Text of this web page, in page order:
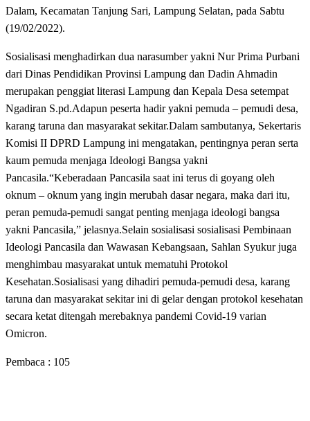
Dalam, Kecamatan Tanjung Sari, Lampung Selatan, pada Sabtu
(19/02/2022).
Sosialisasi menghadirkan dua narasumber yakni Nur Prima Purbani
dari Dinas Pendidikan Provinsi Lampung dan Dadin Ahmadin
merupakan penggiat literasi Lampung dan Kepala Desa setempat
Ngadiran S.pd.Adapun peserta hadir yakni pemuda – pemudi desa,
karang taruna dan masyarakat sekitar.Dalam sambutanya, Sekertaris
Komisi II DPRD Lampung ini mengatakan, pentingnya peran serta
kaum pemuda menjaga Ideologi Bangsa yakni
Pancasila.“Keberadaan Pancasila saat ini terus di goyang oleh
oknum – oknum yang ingin merubah dasar negara, maka dari itu,
peran pemuda-pemudi sangat penting menjaga ideologi bangsa
yakni Pancasila,” jelasnya.Selain sosialisasi sosialisasi Pembinaan
Ideologi Pancasila dan Wawasan Kebangsaan, Sahlan Syukur juga
menghimbau masyarakat untuk mematuhi Protokol
Kesehatan.Sosialisasi yang dihadiri pemuda-pemudi desa, karang
taruna dan masyarakat sekitar ini di gelar dengan protokol kesehatan
secara ketat ditengah merebaknya pandemi Covid-19 varian
Omicron.
Pembaca : 105